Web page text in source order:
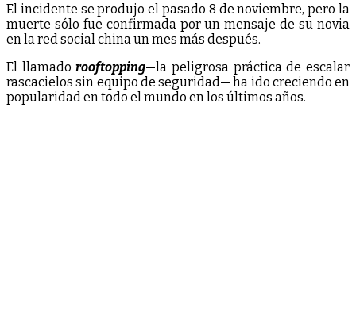
El incidente se produjo el pasado 8 de noviembre, pero la
muerte sólo fue confirmada por un mensaje de su novia
en la red social china un mes más después.
El llamadorooftopping—la peligrosa práctica de escalar
rascacielos sin equipo de seguridad— ha ido creciendo en
popularidad en todo el mundo en los últimos años.